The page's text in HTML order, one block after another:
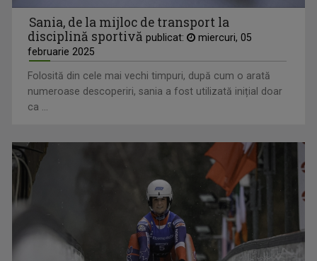
Sania, de la mijloc de transport la
disciplină sportivă publicat:
miercuri, 05
februarie 2025
Folosită din cele mai vechi timpuri, după cum o arată
numeroase descoperiri, sania a fost utilizată inițial doar
ca ...